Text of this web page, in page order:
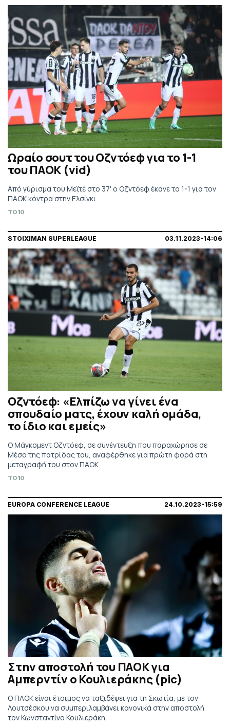
Ωραίο σουτ του Οζντόεφ για το 1-1
του ΠΑΟΚ (vid)
Από γύρισμα του Μεϊτέ στο 37' ο Οζντόεφ έκανε το 1-1 για τον
ΠΑΟΚ κόντρα στην Ελσίνκι.
TO10
STOIXIMAN SUPERLEAGUE 03.11.2023-14:06
Οζντόεφ: «Ελπίζω να γίνει ένα
σπουδαίο ματς, έχουν καλή ομάδα,
το ίδιο και εμείς»
Ο Μάγκομεντ Οζντόεφ, σε συνέντευξη που παραχώρησε σε
Μέσο της πατρίδας του, αναφέρθηκε για πρώτη φορά στη
μεταγραφή του στον ΠΑΟΚ.
TO10
EUROPA CONFERENCE LEAGUE 24.10.2023-15:59
Στην αποστολή του ΠΑΟΚ για
Αμπερντίν ο Κουλιεράκης (pic)
O ΠΑΟΚ είναι έτοιμος να ταξιδέψει για τη Σκωτία, με τον
Λουτσέσκου να συμπεριλαμβάνει κανονικά στην αποστολή
τον Κωνσταντίνο Κουλιεράκη.